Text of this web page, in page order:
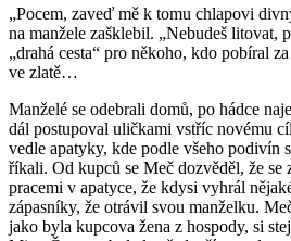
„Pocem, zaveď mě k tomu chlapovi
na manžele zašklebil. „Nebudeš litovat,
„drahá cesta“ pro někoho, kdo pobíral
ve zlatě…
Manželé se odebrali domů, po hádce
dál postupoval uličkami vstříc novému
vedle apatyky, kde podle všeho podivín
říkali. Od kupců se Meč dozvěděl, že se
pracemi v apatyce, že kdysi vyhrál
zápasníky, že otrávil svou manželku.
jako byla kupcova žena z hospody, si